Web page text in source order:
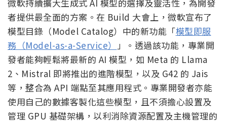
微軟持續擴大生成式 AI 模型的選擇及靈活性，為開發
者提供最全面的方案。在 Build 大會上，微軟宣布了
模型目錄（Model Catalog）中的新功能「模型即服
務（Model-as-a-Service） 」。透過該功能，專業開
發者能夠輕鬆將最新的 AI 模型，如 Meta 的 Llama
2、Mistral 即將推出的進階模型，以及 G42 的 Jais
等，整合為 API 端點至其應用程式。專業開發者亦能
使用自己的數據客製化這些模型，且不須擔心設置及
管理 GPU 基礎架構，以利消除資源配置及主機管理的